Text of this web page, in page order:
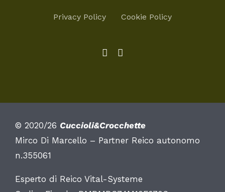
Privacy Policy Cookie Policy
© 2020/26 Cuccioli&Crocchette
Mirco Di Marcello – Partner Reico autonomo
n.355061
Esperto di Reico Vital-Systeme